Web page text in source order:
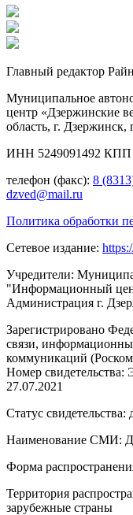
Главный редактор
Муниципальное
центр «Дзержинские
область, г.
ИНН 5249091492 КПП
телефон (факс): 8
dzved@mail.ru
Политика обработки
Сетевое издание:
Учредители:
"Информационный
Администрация г.
Зарегистрировано
связи,
коммуникаций
Номер
27.07.2021
Статус
Наименование СМИ:
Форма
Территория
зарубежные страны